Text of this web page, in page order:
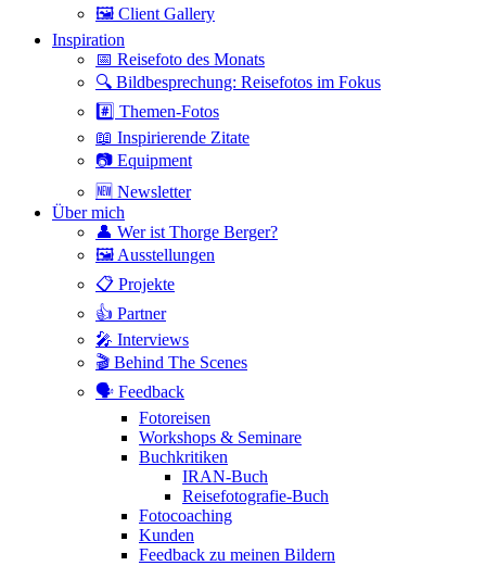
🖼 Client Gallery
Inspiration
📅 Reisefoto des Monats
🔍 Bildbesprechung: Reisefotos im Fokus
#️⃣ Themen-Fotos
📖 Inspirierende Zitate
📷 Equipment
🆕 Newsletter
Über mich
👤 Wer ist Thorge Berger?
🖼 Ausstellungen
📋 Projekte
👍 Partner
🎤 Interviews
🎬 Behind The Scenes
🗣 Feedback
Fotoreisen
Workshops & Seminare
Buchkritiken
IRAN-Buch
Reisefotografie-Buch
Fotocoaching
Kunden
Feedback zu meinen Bildern